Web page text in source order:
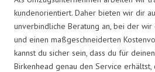
kundenorientiert. Daher bieten wir dir
unverbindliche Beratung an, bei der
und einen maßgeschneiderten
kannst du sicher sein, dass du für
Birkenhead genau den Service